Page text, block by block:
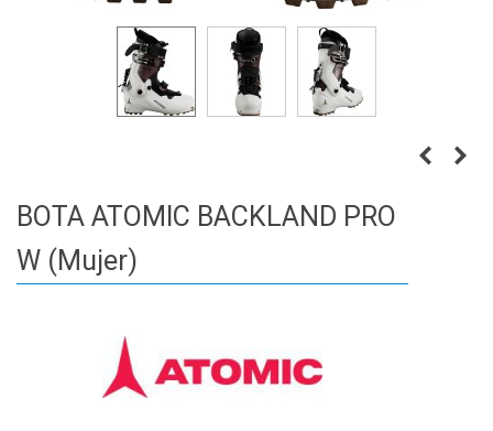
BOTA ATOMIC BACKLAND PRO
W (Mujer)